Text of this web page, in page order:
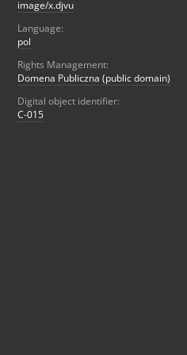
image/x.djvu
Language:
pol
Rights Management:
Domena Publiczna (public domain)
Digital object identifier:
C-015